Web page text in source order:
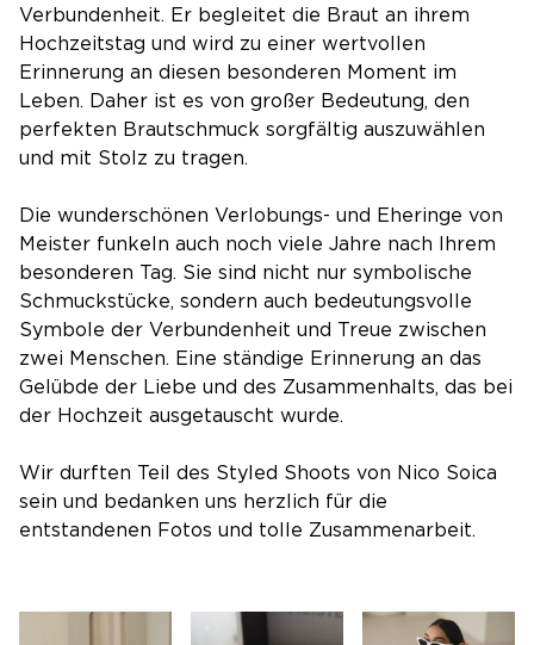
Verbundenheit. Er begleitet die Braut an ihrem
Hochzeitstag und wird zu einer wertvollen
Erinnerung an diesen besonderen Moment im
Leben. Daher ist es von großer Bedeutung, den
perfekten Brautschmuck sorgfältig auszuwählen
und mit Stolz zu tragen.
Die wunderschönen Verlobungs- und Eheringe von
Meister funkeln auch noch viele Jahre nach Ihrem
besonderen Tag. Sie sind nicht nur symbolische
Schmuckstücke, sondern auch bedeutungsvolle
Symbole der Verbundenheit und Treue zwischen
zwei Menschen. Eine ständige Erinnerung an das
Gelübde der Liebe und des Zusammenhalts, das bei
der Hochzeit ausgetauscht wurde.
Wir durften Teil des Styled Shoots von Nico Soica
sein und bedanken uns herzlich für die
entstandenen Fotos und tolle Zusammenarbeit.